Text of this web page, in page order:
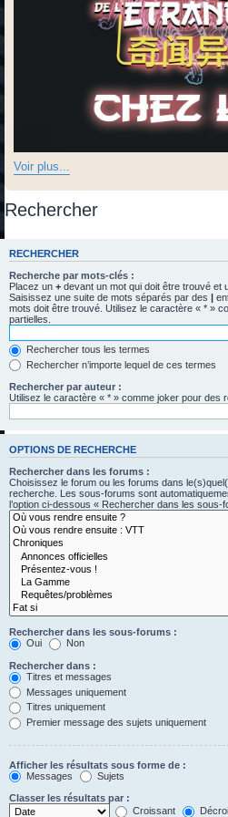
Voir plus...
Rechercher
RECHERCHER
Recherche par mots-clés :
Placez un + devant un mot qui doit être trouvé et
Saisissez une suite de mots séparés par des
mots doit être trouvé. Utilisez le caractère « * »
partielles.
Rechercher tous les termes
Rechercher n’importe lequel de ces termes
Rechercher par auteur :
Utilisez le caractère « * » comme joker pour des
OPTIONS DE RECHERCHE
Rechercher dans les forums :
Choisissez le forum ou les forums dans
recherche. Les sous-forums sont
l’option ci-dessous « Rechercher dans les sous-
Rechercher dans les sous-forums :
Oui
Non
Rechercher dans :
Titres et messages
Messages uniquement
Titres uniquement
Premier message des sujets uniquement
Afficher les résultats sous forme de :
Messages
Sujets
Classer les résultats par :
Croissant